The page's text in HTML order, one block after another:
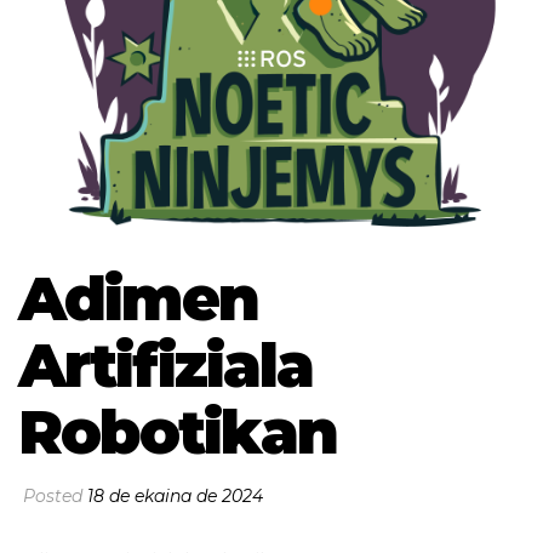
Adimen
Artifiziala
Robotikan
Posted 18 de ekaina de 2024